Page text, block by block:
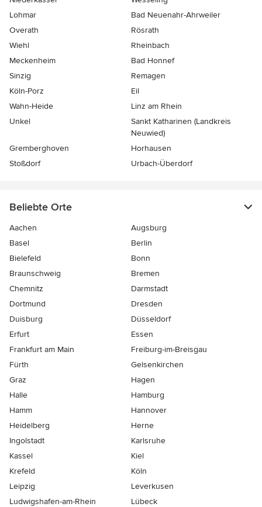
Lohmar
Bad Neuenahr-Ahrweiler
Overath
Rösrath
Wiehl
Rheinbach
Meckenheim
Bad Honnef
Sinzig
Remagen
Köln-Porz
Eil
Wahn-Heide
Linz am Rhein
Unkel
Sankt Katharinen (Landkreis
Neuwied)
Gremberghoven
Horhausen
Stoßdorf
Urbach-Überdorf
Beliebte Orte
Aachen
Augsburg
Basel
Berlin
Bielefeld
Bonn
Braunschweig
Bremen
Chemnitz
Darmstadt
Dortmund
Dresden
Duisburg
Düsseldorf
Erfurt
Essen
Frankfurt am Main
Freiburg-im-Breisgau
Fürth
Gelsenkirchen
Graz
Hagen
Halle
Hamburg
Hamm
Hannover
Heidelberg
Herne
Ingolstadt
Karlsruhe
Kassel
Kiel
Krefeld
Köln
Leipzig
Leverkusen
Ludwigshafen-am-Rhein
Lübeck